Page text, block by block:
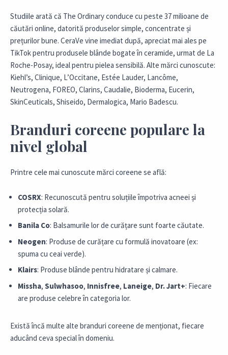
Studiile arată că The Ordinary conduce cu peste 37 milioane de
căutări online, datorită produselor simple, concentrate și
prețurilor bune. CeraVe vine imediat după, apreciat mai ales pe
TikTok pentru produsele blânde bogate în ceramide, urmat de La
Roche-Posay, ideal pentru pielea sensibilă. Alte mărci cunoscute:
Kiehl’s, Clinique, L’Occitane, Estée Lauder, Lancôme,
Neutrogena, FOREO, Clarins, Caudalie, Bioderma, Eucerin,
SkinCeuticals, Shiseido, Dermalogica, Mario Badescu.
Branduri coreene populare la
nivel global
Printre cele mai cunoscute mărci coreene se află:
COSRX: Recunoscută pentru soluțiile împotriva acneei și
protecția solară.
Banila Co: Balsamurile lor de curățare sunt foarte căutate.
Neogen: Produse de curățare cu formulă inovatoare (ex:
spuma cu ceai verde).
Klairs: Produse blânde pentru hidratare și calmare.
Missha, Sulwhasoo, Innisfree, Laneige, Dr. Jart+: Fiecare
are produse celebre în categoria lor.
Există încă multe alte branduri coreene de menționat, fiecare
aducând ceva special în domeniu.